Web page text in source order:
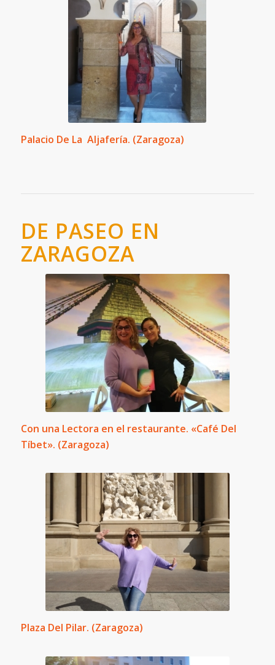
Palacio De La Aljafería. (Zaragoza)
DE PASEO EN
ZARAGOZA
Con una Lectora en el restaurante. «Café Del
Tíbet». (Zaragoza)
Plaza Del Pilar. (Zaragoza)